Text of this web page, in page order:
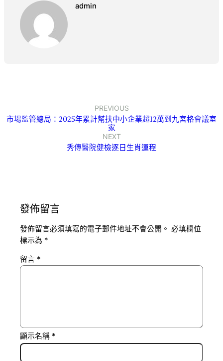
admin
PREVIOUS
市場監管總局：2025年累計幫扶中小企業超12萬到九宮格會議室
家
NEXT
秀傳醫院健檢逐日生肖運程
發佈留言
發佈留言必須填寫的電子郵件地址不會公開。 必填欄位
標示為 *
留言 *
顯示名稱 *